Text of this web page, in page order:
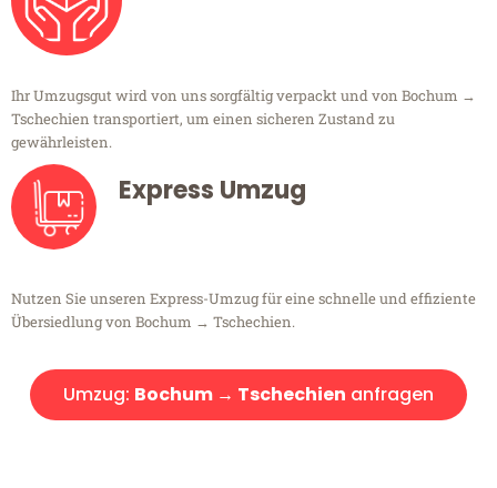
Ihr Umzugsgut wird von uns sorgfältig verpackt und von Bochum →
Tschechien transportiert, um einen sicheren Zustand zu
gewährleisten.
Express Umzug
Nutzen Sie unseren Express-Umzug für eine schnelle und effiziente
Übersiedlung von Bochum → Tschechien.
Umzug: Bochum → Tschechien anfragen